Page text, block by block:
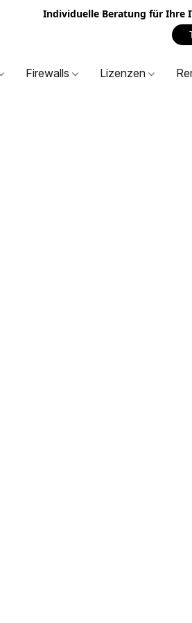
Individuelle Beratung für Ihre
Firewalls Lizenzen